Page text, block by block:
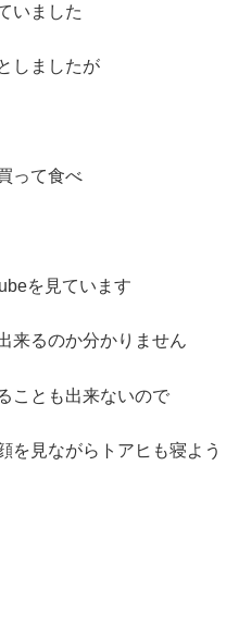
いました
しましたが
って食べ
を見ています
来るのか分かりません
ことも出来ないので
を見ながらトアヒも寝よう